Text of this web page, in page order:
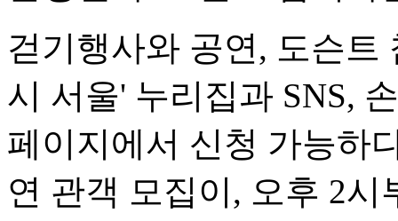
걷기행사와 공연, 도슨트
시 서울' 누리집과 SNS,
페이지에서 신청 가능하
연 관객 모집이, 오후 2